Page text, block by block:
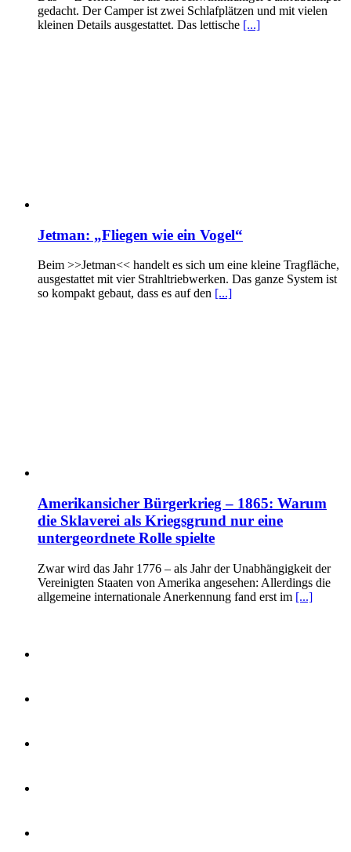
gedacht. Der Camper ist zwei Schlafplätzen und mit vielen
kleinen Details ausgestattet. Das lettische [...]
Jetman: „Fliegen wie ein Vogel“
Beim >>Jetman<< handelt es sich um eine kleine Tragfläche,
ausgestattet mit vier Strahltriebwerken. Das ganze System ist
so kompakt gebaut, dass es auf den [...]
Amerikansicher Bürgerkrieg – 1865: Warum
die Sklaverei als Kriegsgrund nur eine
untergeordnete Rolle spielte
Zwar wird das Jahr 1776 – als Jahr der Unabhängigkeit der
Vereinigten Staaten von Amerika angesehen: Allerdings die
allgemeine internationale Anerkennung fand erst im [...]